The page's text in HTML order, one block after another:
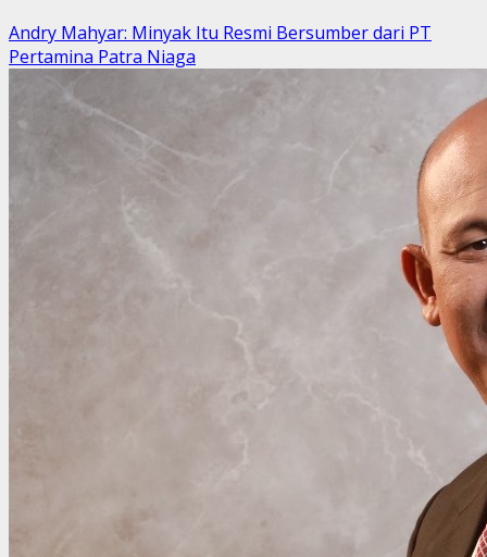
Andry Mahyar: Minyak Itu Resmi Bersumber dari PT
Pertamina Patra Niaga